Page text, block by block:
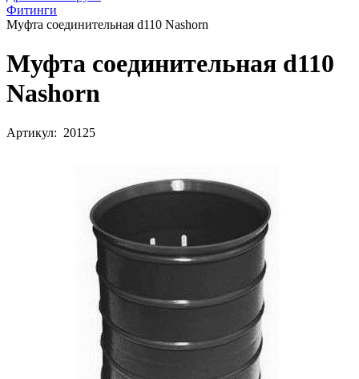
Фитинги
Муфта соединительная d110 Nashorn
Муфта соединительная d110
Nashorn
Артикул: 20125